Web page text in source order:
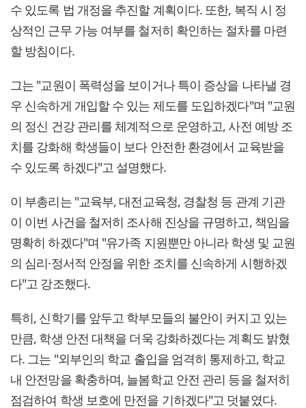
수 있도록 법 개정을 추진할 계획이다. 또한, 복직 시 정
상적인 근무 가능 여부를 철저히 확인하는 절차를 마련
할 방침이다.
그는 "교원이 폭력성을 보이거나 특이 증상을 나타낼 경
우 신속하게 개입할 수 있는 제도를 도입하겠다"며 "교원
의 정신 건강 관리를 체계적으로 운영하고, 사전 예방 조
치를 강화해 학생들이 보다 안전한 환경에서 교육받을
수 있도록 하겠다"고 설명했다.
이 부총리는 "교육부, 대전교육청, 경찰청 등 관계 기관
이 이번 사건을 철저히 조사해 진상을 규명하고, 책임을
명확히 하겠다"며 "유가족 지원뿐만 아니라 학생 및 교원
의 심리·정서적 안정을 위한 조치를 신속하게 시행하겠
다"고 강조했다.
특히, 신학기를 앞두고 학부모들의 불안이 커지고 있는
만큼, 학생 안전 대책을 더욱 강화하겠다는 계획도 밝혔
다. 그는 "외부인의 학교 출입을 엄격히 통제하고, 학교
내 안전망을 확충하며, 늘봄학교 안전 관리 등을 철저히
점검하여 학생 보호에 만전을 기하겠다"고 덧붙였다.